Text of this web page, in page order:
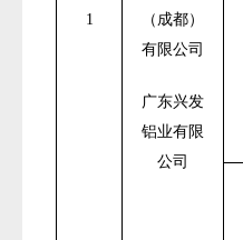
1
（成都）
有限公司
广东兴发
铝业有限
公司